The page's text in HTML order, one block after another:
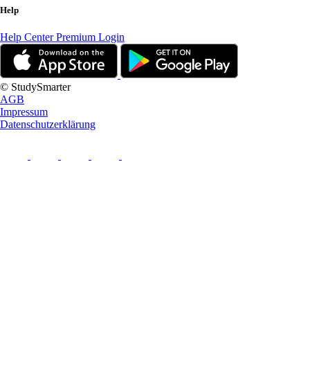
Help
Help CenterPremium Login
© StudySmarter
AGB
Impressum
Datenschutzerklärung